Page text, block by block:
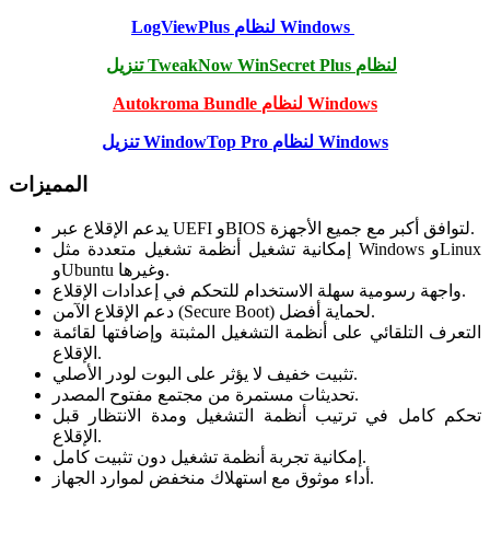
LogViewPlus لنظام Windows
تنزيل TweakNow WinSecret Plus لنظام
Autokroma Bundle لنظام Windows
تنزيل WindowTop Pro لنظام Windows
المميزات
يدعم الإقلاع عبر UEFI وBIOS لتوافق أكبر مع جميع الأجهزة.
إمكانية تشغيل أنظمة تشغيل متعددة مثل Windows وLinux
وUbuntu وغيرها.
واجهة رسومية سهلة الاستخدام للتحكم في إعدادات الإقلاع.
دعم الإقلاع الآمن (Secure Boot) لحماية أفضل.
التعرف التلقائي على أنظمة التشغيل المثبتة وإضافتها لقائمة
الإقلاع.
تثبيت خفيف لا يؤثر على البوت لودر الأصلي.
تحديثات مستمرة من مجتمع مفتوح المصدر.
تحكم كامل في ترتيب أنظمة التشغيل ومدة الانتظار قبل
الإقلاع.
إمكانية تجربة أنظمة تشغيل دون تثبيت كامل.
أداء موثوق مع استهلاك منخفض لموارد الجهاز.